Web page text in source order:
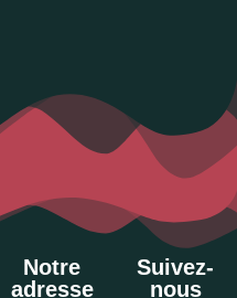
Notre
adresse
Suivez-
nous